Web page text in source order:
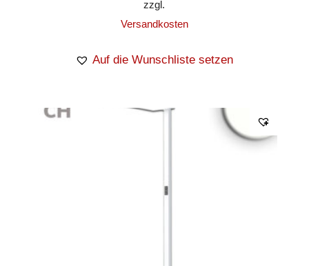
zzgl.
Versandkosten
Auf die Wunschliste setzen